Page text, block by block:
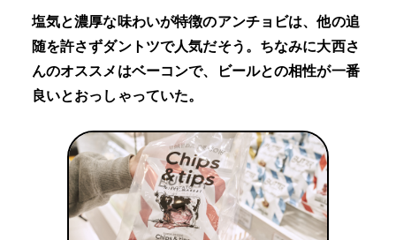
塩気と濃厚な味わいが特徴のアンチョビは、他の追
随を許さずダントツで人気だそう。ちなみに大西さ
んのオススメはベーコンで、ビールとの相性が一番
良いとおっしゃっていた。